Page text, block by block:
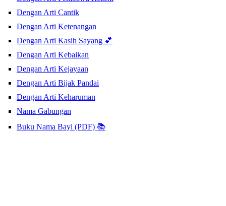
Dengan Arti Cantik
Dengan Arti Ketenangan
Dengan Arti Kasih Sayang 💕
Dengan Arti Kebaikan
Dengan Arti Kejayaan
Dengan Arti Bijak Pandai
Dengan Arti Keharuman
Nama Gabungan
Buku Nama Bayi (PDF) 📚